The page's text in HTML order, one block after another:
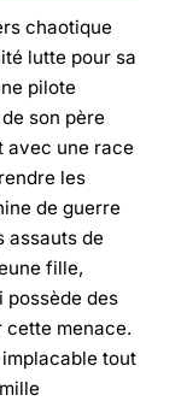
chaotique
lutte pour sa
pilote
son père
avec une race
les
de guerre
assauts de
fille,
possède des
menace.
tout